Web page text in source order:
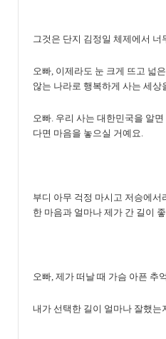
그것은 단지 김정일 체제에서
오빠, 이제라도 눈 크게 뜨고 넓
않는 나라로 행복하게 사는 세상
오빠. 우리 사는 대한민국을 알
다면 마음을 놓으실 거예요.
부디 아무 걱정 마시고 저승에
한 마음과 얼마나 제가 간 길이
오빠, 제가 떠날 때 가슴 아픈 추
내가 선택한 길이 얼마나 잘했는